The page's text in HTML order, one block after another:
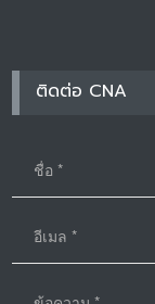
ติดต่อ CNA